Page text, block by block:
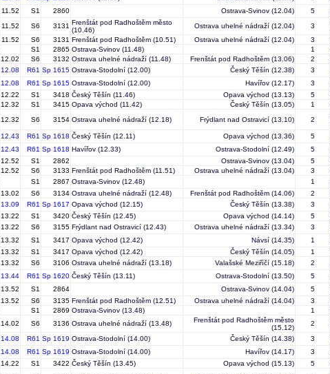
11.52
S1 2860 Ostrava-Svinov (12.04) 5
11.52 S6 3131 Frenštát pod Radhoštěm město
(10.46)
Ostrava uhelné nádraží (12.04) 3
11.52 S6 3131 Frenštát pod Radhoštěm (10.51) Ostrava uhelné nádraží (12.04) 3
S1 2865 Ostrava-Svinov (11.48) 1
12.02 S6 3132 Ostrava uhelné nádraží (11.48) Frenštát pod Radhoštěm (13.06) 2
12.08 R61 Sp 1615 Ostrava-Stodolní (12.00) Český Těšín (12.38) 3
12.08 R61 Sp 1615 Ostrava-Stodolní (12.00) Havířov (12.17) 3
12.22 S1 3418 Český Těšín (11.46) Opava východ (13.13) 5
12.32 S1 3415 Opava východ (11.42) Český Těšín (13.05) 1
12.32 S6 3154 Ostrava uhelné nádraží (12.18) Frýdlant nad Ostravicí (13.10) 2
12.43 R61 Sp 1618 Český Těšín (12.11) Opava východ (13.36) 5
12.43 R61 Sp 1618 Havířov (12.33) Ostrava-Stodolní (12.49) 5
12.52
S1 2862 Ostrava-Svinov (13.04) 5
12.52 S6 3133 Frenštát pod Radhoštěm (11.51) Ostrava uhelné nádraží (13.04) 3
S1 2867 Ostrava-Svinov (12.48) 1
13.02 S6 3134 Ostrava uhelné nádraží (12.48) Frenštát pod Radhoštěm (14.06) 2
13.09 R61 Sp 1617 Opava východ (12.15) Český Těšín (13.38) 3
13.22 S1 3420 Český Těšín (12.45) Opava východ (14.14) 5
13.22 S6 3155 Frýdlant nad Ostravicí (12.43) Ostrava uhelné nádraží (13.34) 3
13.32 S1 3417 Opava východ (12.42) Návsí (14.35) 1
13.32 S1 3417 Opava východ (12.42) Český Těšín (14.05) 1
13.32 S6 3106 Ostrava uhelné nádraží (13.18) Valašské Meziříčí (15.18) 2
13.44 R61 Sp 1620 Český Těšín (13.11) Ostrava-Stodolní (13.50) 5
13.52
S1 2864 Ostrava-Svinov (14.04) 5
13.52 S6 3135 Frenštát pod Radhoštěm (12.51) Ostrava uhelné nádraží (14.04) 3
S1 2869 Ostrava-Svinov (13.48) 1
14.02 S6 3136 Ostrava uhelné nádraží (13.48)
Frenštát pod Radhoštěm město
(15.12)
2
14.08 R61 Sp 1619 Ostrava-Stodolní (14.00) Český Těšín (14.38) 3
14.08 R61 Sp 1619 Ostrava-Stodolní (14.00) Havířov (14.17) 3
14.22 S1 3422 Český Těšín (13.45) Opava východ (15.13) 5